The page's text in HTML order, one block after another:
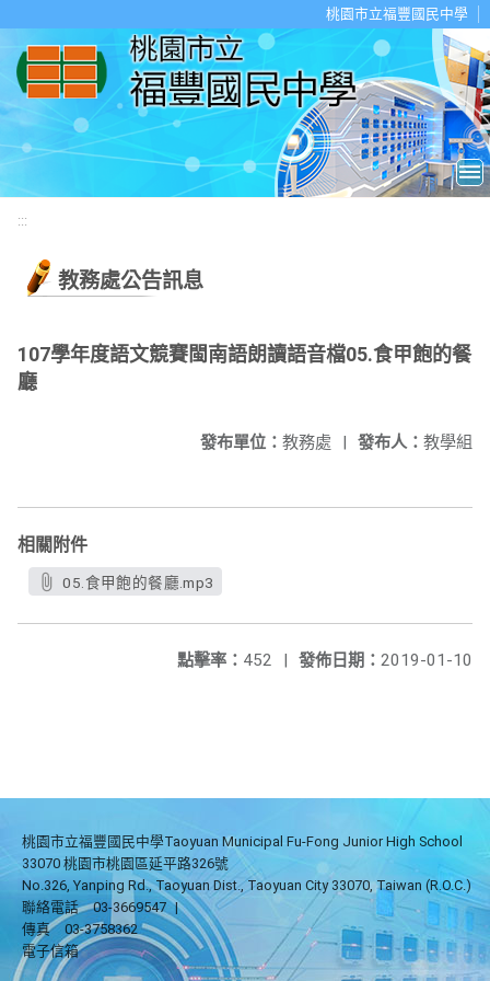
桃園市立福豐國民中學
:::
教務處公告訊息
107學年度語文競賽閩南語朗讀語音檔05.食甲飽的餐
廳
發布人： 教學組
發布單位： 教務處 |
相關附件
05.食甲飽的餐廳.mp3
發佈日期： 2019-01-10
點擊率： 452 |
桃園市立福豐國民中學Taoyuan Municipal Fu-Fong Junior High School
33070 桃園市桃園區延平路326號
No.326, Yanping Rd., Taoyuan Dist., Taoyuan City 33070, Taiwan (R.O.C.)
聯絡電話
03-3669547 |
傳真
03-3758362
電子信箱